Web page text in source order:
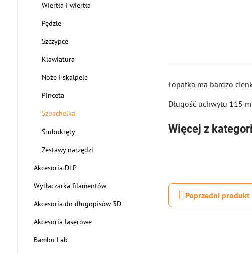
Łopatka ma bardzo
Długość uchwytu 115
Więcej z
Poprzedni produkt
Wiertła i wiertła
Pędzle
Szczypce
Klawiatura
Noże i skalpele
Pinceta
Szpachelka
Śrubokręty
Zestawy narzędzi
Akcesoria DLP
Wytłaczarka filamentów
Akcesoria do długopisów 3D
Akcesoria laserowe
Bambu Lab